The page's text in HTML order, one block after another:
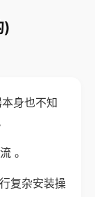
)
身也不知
。
复杂安装操